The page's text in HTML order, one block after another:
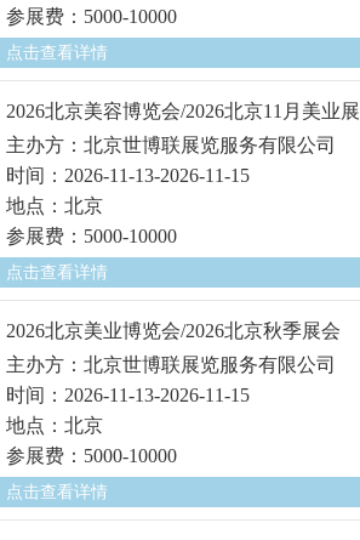
参展费：5000-10000
点击查看详情
2026北京美容博览会/2026北京11月美业展
主办方：北京世博联展览服务有限公司
时间：2026-11-13-2026-11-15
地点：北京
参展费：5000-10000
点击查看详情
2026北京美业博览会/2026北京秋季展会
主办方：北京世博联展览服务有限公司
时间：2026-11-13-2026-11-15
地点：北京
参展费：5000-10000
点击查看详情